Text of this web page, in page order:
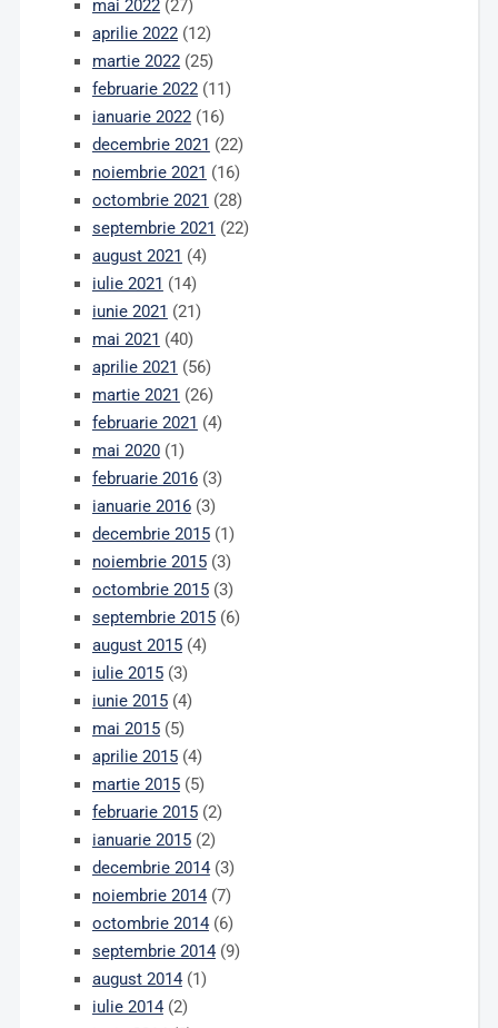
mai 2022(27)
aprilie 2022(12)
martie 2022(25)
februarie 2022(11)
ianuarie 2022(16)
decembrie 2021 (22)
noiembrie 2021 (16)
octombrie 2021 (28)
septembrie 2021 (22)
august 2021 (4)
iulie 2021 (14)
iunie 2021 (21)
mai 2021 (40)
aprilie 2021 (56)
martie 2021 (26)
februarie 2021 (4)
mai 2020(1)
februarie 2016(3)
ianuarie 2016(3)
decembrie 2015(1)
noiembrie 2015(3)
octombrie 2015(3)
septembrie 2015(6)
august 2015(4)
iulie 2015(3)
iunie 2015(4)
mai 2015(5)
aprilie 2015(4)
martie 2015(5)
februarie 2015(2)
ianuarie 2015(2)
decembrie 2014(3)
noiembrie 2014(7)
octombrie 2014(6)
septembrie 2014(9)
august 2014(1)
iulie 2014(2)